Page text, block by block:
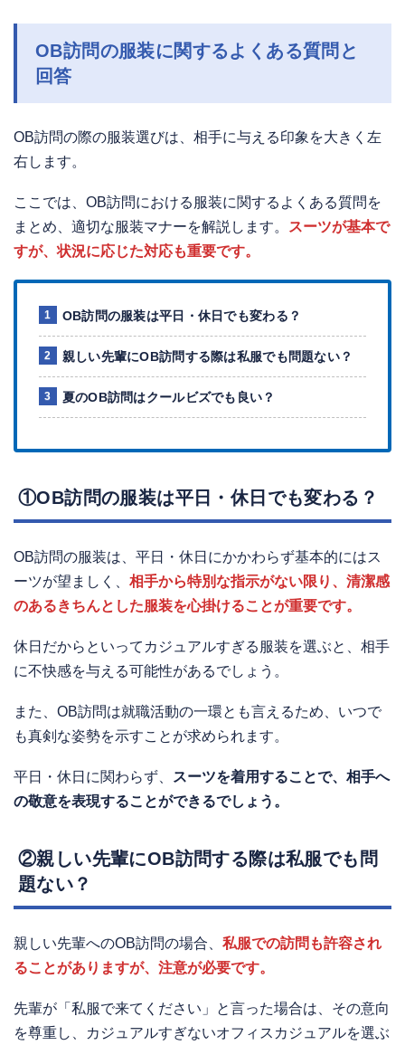
OB訪問の服装に関するよくある質問と
回答
OB訪問の際の服装選びは、相手に与える印象を大きく左
右します。
ここでは、OB訪問における服装に関するよくある質問を
まとめ、適切な服装マナーを解説します。
スーツが基本で
すが、状況に応じた対応も重要です。
OB訪問の服装は平日・休日でも変わる？
親しい先輩にOB訪問する際は私服でも問題ない？
夏のOB訪問はクールビズでも良い？
①OB訪問の服装は平日・休日でも変わる？
OB訪問の服装は、平日・休日にかかわらず基本的にはス
ーツが望ましく、 相手から特別な指示がない限り、清潔感
のあるきちんとした服装を心掛けることが重要です。
休日だからといってカジュアルすぎる服装を選ぶと、相手
に不快感を与える可能性があるでしょう。
また、OB訪問は就職活動の一環とも言えるため、いつで
も真剣な姿勢を示すことが求められます。
平日・休日に関わらず、
スーツを着用することで、相手へ
の敬意を表現することができるでしょう。
②親しい先輩にOB訪問する際は私服でも問
題ない？
親しい先輩へのOB訪問の場合、 私服での訪問も許容され
ることがありますが、注意が必要です。
先輩が「私服で来てください」と言った場合は、その意向
を尊重し、カジュアルすぎないオフィスカジュアルを選ぶ